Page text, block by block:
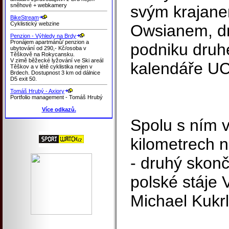
sněhové + webkamery
BikeStream
Cyklistický webzine
Penzion - Výhledy na Brdy
Pronájem apartmánů/ penzion a
ubytování od 290,- Kč/osoba v
Těškově na Rokycansku.
V zimě běžecké lyžování ve Ski areál
Těškov a v létě cyklistika nejen v
Brdech. Dostupnost 3 km od dálnice
D5 exit 50.
Tomáš Hrubý - Axiory
Portfolio management - Tomáš Hrubý
Více odkazů.
svým
Owsianem,
podniku
kalendáře
Spolu s ním
kilometrech
- druhý
polské stáje
Michael